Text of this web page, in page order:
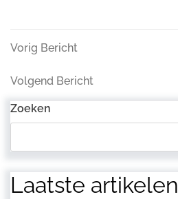
Bericht
navigatie
Vorig
Vorig Bericht
Volgend
Volgend Bericht
Zoeken
Laatste artikelen